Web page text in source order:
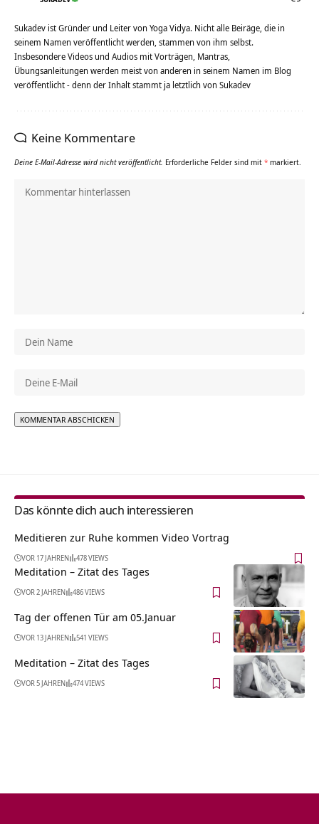
Sukadev ist Gründer und Leiter von Yoga Vidya. Nicht alle Beiräge, die in
seinem Namen veröffentlicht werden, stammen von ihm selbst.
Insbesondere Videos und Audios mit Vorträgen, Mantras,
Übungsanleitungen werden meist von anderen in seinem Namen im Blog
veröffentlicht - denn der Inhalt stammt ja letztlich von Sukadev
Keine Kommentare
Deine E-Mail-Adresse wird nicht veröffentlicht. Erforderliche Felder sind mit * markiert.
Das könnte dich auch interessieren
Meditieren zur Ruhe kommen Video Vortrag
VOR 17 JAHREN 478 VIEWS
Meditation – Zitat des Tages
VOR 2 JAHREN 486 VIEWS
Tag der offenen Tür am 05.Januar
VOR 13 JAHREN 541 VIEWS
Meditation – Zitat des Tages
VOR 5 JAHREN 474 VIEWS